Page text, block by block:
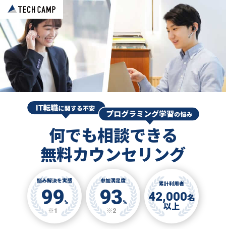
何でも相談できる
無料カウンセリング
悩み解決を実感
99%
※1
参加満足度
93%
※2
累計利用者
42,000名
以上